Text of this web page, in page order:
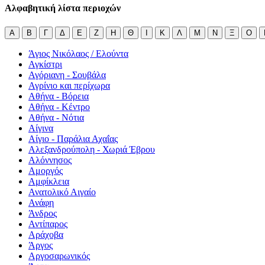
Αλφαβητική λίστα περιοχών
Α Β Γ Δ Ε Ζ Η Θ Ι Κ Λ Μ Ν Ξ Ο
Άγιος Νικόλαος / Ελούντα
Αγκίστρι
Αγόριανη - Σουβάλα
Αγρίνιο και περίχωρα
Αθήνα - Βόρεια
Αθήνα - Κέντρο
Αθήνα - Νότια
Αίγινα
Αίγιο - Παράλια Αχαΐας
Αλεξανδρούπολη - Χωριά Έβρου
Αλόννησος
Αμοργός
Αμφίκλεια
Ανατολικό Αιγαίο
Ανάφη
Άνδρος
Αντίπαρος
Αράχοβα
Άργος
Αργοσαρωνικός